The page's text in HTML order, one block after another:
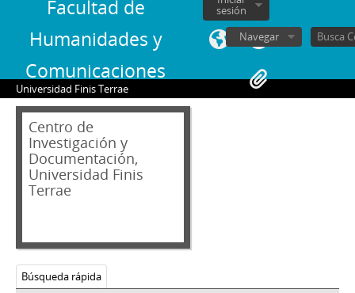
Facultad de
Humanidades y
Comunicaciones
sesión
Navegar
Universidad Finis Terrae
Centro de
Investigación y
Documentación,
Universidad Finis
Terrae
Búsqueda rápida
04 - Hemeroteca
CRI - China Revista Ilustrada
C - Contrapunto. Periodismo universitario